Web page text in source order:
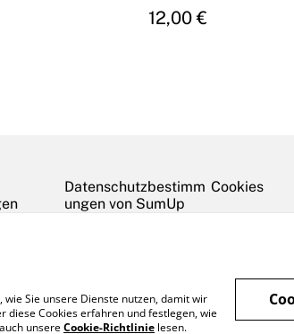
12,00 €
Datenschutzbestimm
ungen von SumUp
Cookies
Sie unsere Dienste nutzen, damit wir
diese Cookies erfahren und festlegen, wie
unsereCookie-Richtlinie lesen.